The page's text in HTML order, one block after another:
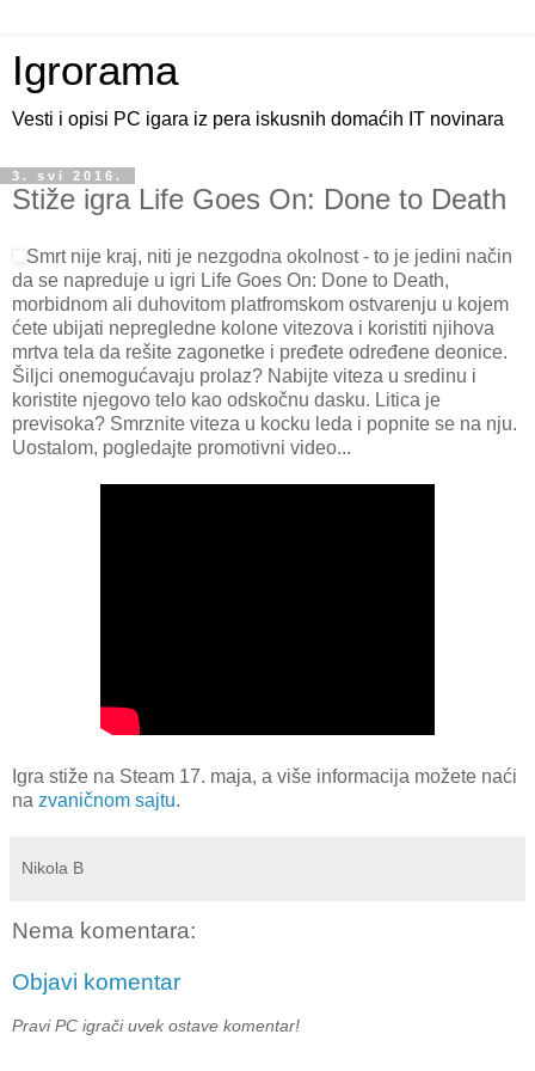
Igrorama
Vesti i opisi PC igara iz pera iskusnih domaćih IT novinara
3. svi 2016.
Stiže igra Life Goes On: Done to Death
Smrt nije kraj, niti je nezgodna okolnost - to je jedini način
da se napreduje u igri Life Goes On: Done to Death,
morbidnom ali duhovitom platfromskom ostvarenju u kojem
ćete ubijati nepregledne kolone vitezova i koristiti njihova
mrtva tela da rešite zagonetke i pređete određene deonice.
Šiljci onemogućavaju prolaz? Nabijte viteza u sredinu i
koristite njegovo telo kao odskočnu dasku. Litica je
previsoka? Smrznite viteza u kocku leda i popnite se na nju.
Uostalom, pogledajte promotivni video...
Igra stiže na Steam 17. maja, a više informacija možete naći
na zvaničnom sajtu.
Nikola B
Nema komentara:
Objavi komentar
Pravi PC igrači uvek ostave komentar!